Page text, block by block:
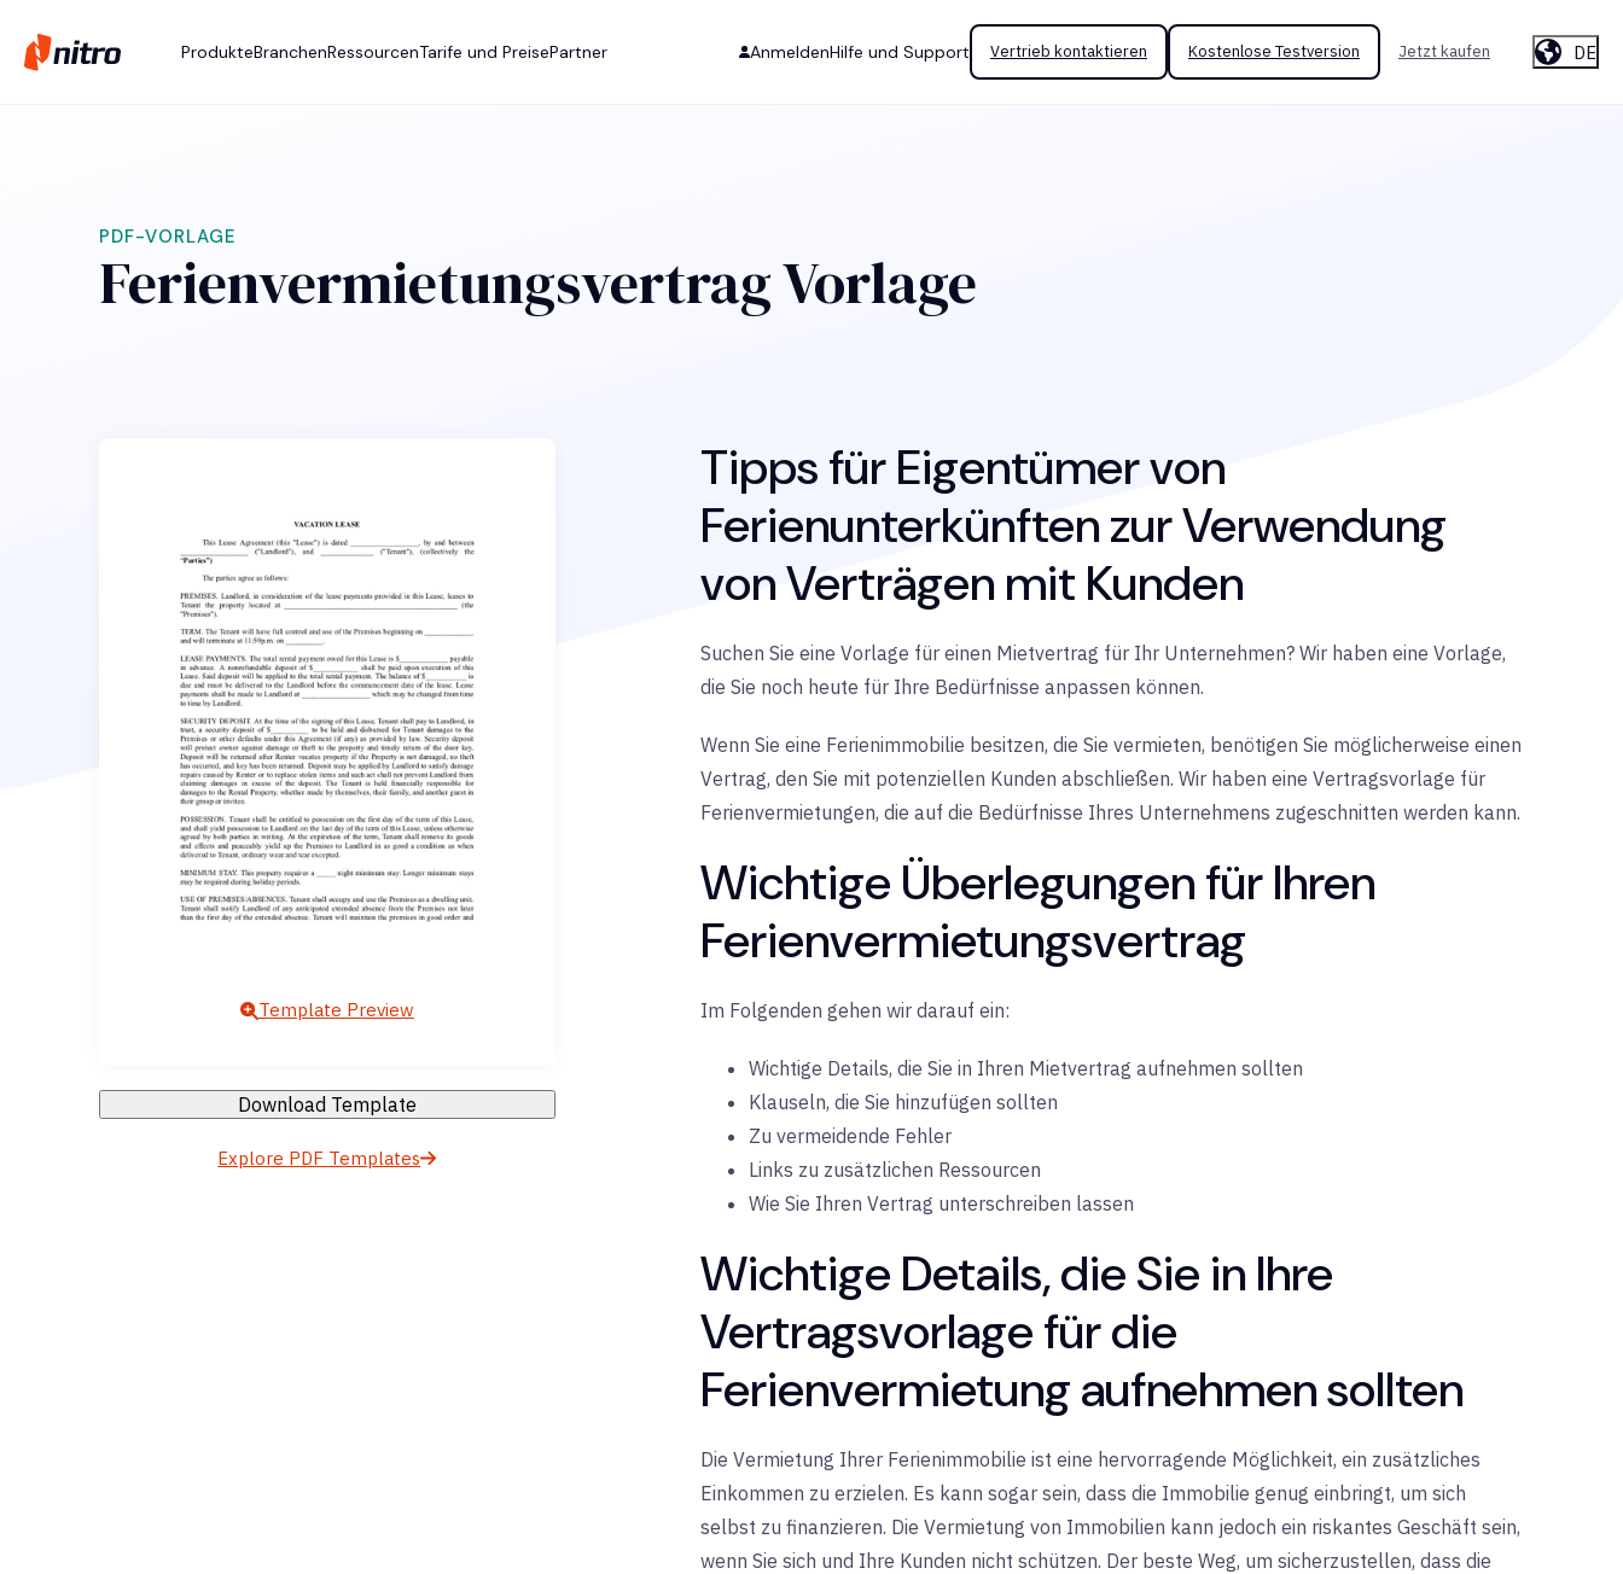
ProdukteBranchenRessourcenTarife und PreisePartner AnmeldenHilfe und Support Vertrieb kontaktieren Kostenlose Testversion Jetzt kaufen DE
PDF-VORLAGE
Ferienvermietungsvertrag Vorlage
Template Preview
Download Template
Explore PDF Templates
Tipps für Eigentümer von
Ferienunterkünften zur Verwendung
von Verträgen mit Kunden
Suchen Sie eine Vorlage für einen Mietvertrag für Ihr Unternehmen? Wir haben eine Vorlage,
die Sie noch heute für Ihre Bedürfnisse anpassen können.
Wenn Sie eine Ferienimmobilie besitzen, die Sie vermieten, benötigen Sie möglicherweise einen
Vertrag, den Sie mit potenziellen Kunden abschließen. Wir haben eine Vertragsvorlage für
Ferienvermietungen, die auf die Bedürfnisse Ihres Unternehmens zugeschnitten werden kann.
Wichtige Überlegungen für Ihren
Ferienvermietungsvertrag
Im Folgenden gehen wir darauf ein:
Wichtige Details, die Sie in Ihren Mietvertrag aufnehmen sollten
Klauseln, die Sie hinzufügen sollten
Zu vermeidende Fehler
Links zu zusätzlichen Ressourcen
Wie Sie Ihren Vertrag unterschreiben lassen
Wichtige Details, die Sie in Ihre
Vertragsvorlage für die
Ferienvermietung aufnehmen sollten
Die Vermietung Ihrer Ferienimmobilie ist eine hervorragende Möglichkeit, ein zusätzliches
Einkommen zu erzielen. Es kann sogar sein, dass die Immobilie genug einbringt, um sich
selbst zu finanzieren. Die Vermietung von Immobilien kann jedoch ein riskantes Geschäft sein,
wenn Sie sich und Ihre Kunden nicht schützen. Der beste Weg, um sicherzustellen, dass die